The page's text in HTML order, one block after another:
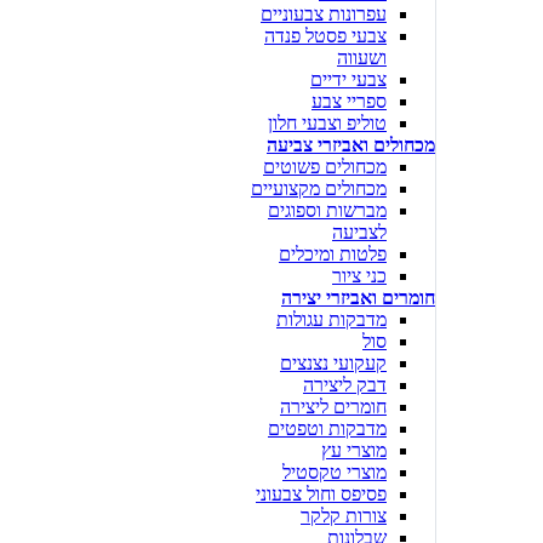
עפרונות צבעוניים
צבעי פסטל פנדה
ושעווה
צבעי ידיים
ספריי צבע
טוליפ וצבעי חלון
מכחולים ואביזרי צביעה
מכחולים פשוטים
מכחולים מקצועיים
מברשות וספוגים
לצביעה
פלטות ומיכלים
כני ציור
חומרים ואביזרי יצירה
מדבקות עגולות
סול
קעקועי נצנצים
דבק ליצירה
חומרים ליצירה
מדבקות וטפטים
מוצרי עץ
מוצרי טקסטיל
פסיפס וחול צבעוני
צורות קלקר
שבלונות